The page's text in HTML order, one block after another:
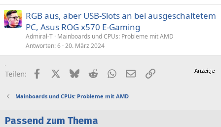
RGB aus, aber USB-Slots an bei ausgeschaltetem
PC, Asus ROG x570 E-Gaming
Admiral-T Mainboards und CPUs: Probleme mit AMD
Antworten 6 20. März 2024
Teilen: FacebookX (Twitter)
BlueskyRedditWhatsApp
E-MailLink
Mainboards und CPUs: Probleme mit AMD
Passend zum Thema